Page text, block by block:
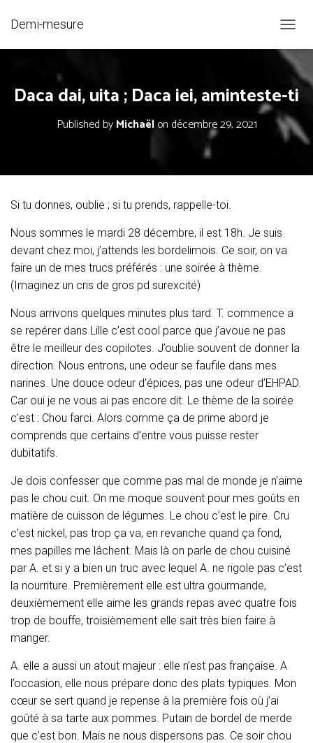
Demi-mesure
U
V
R
/
F
E
T
N
Daca dai, uita ; Daca iei, aminteste-ti
Published byMichaëlon décembre 29, 2021
Si tu donnes, oublie ; si tu prends, rappelle-toi.
Nous sommes le mardi 28 décembre, il est 18h. Je suis
devant chez moi, j’attends les bordelimois. Ce soir, on va
faire un de mes trucs préférés : une soirée à thème.
(Imaginez un cris de gros pd surexcité)
Nous arrivons quelques minutes plus tard. T. commence a
se repérer dans Lille c’est cool parce que j’avoue ne pas
être le meilleur des copilotes. J’oublie souvent de donner la
direction. Nous entrons, une odeur se faufile dans mes
narines. Une douce odeur d’épices, pas une odeur d’EHPAD.
Car oui je ne vous ai pas encore dit. Le thème de la soirée
c’est : Chou farci. Alors comme ça de prime abord je
comprends que certains d’entre vous puisse rester
dubitatifs.
Je dois confesser que comme pas mal de monde je n’aime
pas le chou cuit. On me moque souvent pour mes goûts en
matière de cuisson de légumes. Le chou c’est le pire. Cru
c’est nickel, pas trop ça va, en revanche quand ça fond,
mes papilles me lâchent. Mais là on parle de chou cuisiné
par A. et si y a bien un truc avec lequel A. ne rigole pas c’est
la nourriture. Premièrement elle est ultra gourmande,
deuxièmement elle aime les grands repas avec quatre fois
trop de bouffe, troisièmement elle sait très bien faire à
manger.
A. elle a aussi un atout majeur : elle n’est pas française. A
l’occasion, elle nous prépare donc des plats typiques. Mon
cœur se sert quand je repense à la première fois où j’ai
goûté à sa tarte aux pommes. Putain de bordel de merde
que c’est bon. Mais ne nous dispersons pas. Ce soir chou